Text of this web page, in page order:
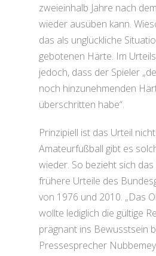
zweieinhalb Jahre nach
wieder ausüben kann.
das als unglückliche
gebotenen Härte. Im
jedoch, dass der Spieler
noch hinzunehmenden
überschritten habe“.
Prinzipiell ist das Urteil
Amateurfußball gibt es
wieder. So bezieht sich
frühere Urteile des
von 1976 und 2010. „Das
wollte lediglich die gültige
prägnant ins Bewusstsein
Pressesprecher